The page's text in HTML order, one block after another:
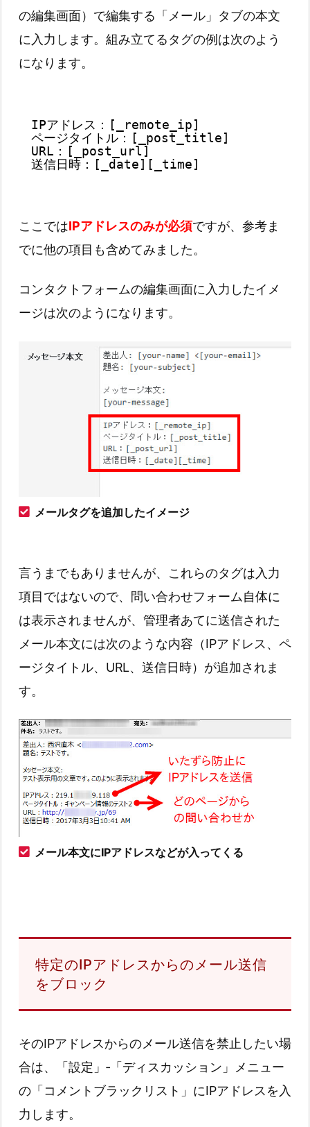
の編集画面）で編集する「メール」タブの本文
に入力します。組み立てるタグの例は次のよう
になります。
IPアドレス：[_remote_ip]
ページタイトル：[_post_title]
URL：[_post_url]
送信日時：[_date][_time]
ここではIPアドレスのみが必須ですが、参考ま
でに他の項目も含めてみました。
コンタクトフォームの編集画面に入力したイメ
ージは次のようになります。
メールタグを追加したイメージ
言うまでもありませんが、これらのタグは入力
項目ではないので、問い合わせフォーム自体に
は表示されませんが、管理者あてに送信された
メール本文には次のような内容（IPアドレス、ペ
ージタイトル、URL、送信日時）が追加されま
す。
メール本文にIPアドレスなどが入ってくる
特定のIPアドレスからのメール送信
をブロック
そのIPアドレスからのメール送信を禁止したい場
合は、「設定」‐「ディスカッション」メニュー
の「コメントブラックリスト」にIPアドレスを入
力します。